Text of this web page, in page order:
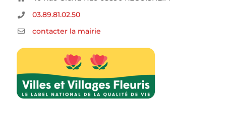
03.89.81.02.50
contacter la mairie